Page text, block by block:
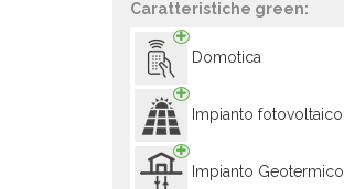
Caratteristiche green:
Domotica
Impianto fotovoltaico
Impianto Geotermico